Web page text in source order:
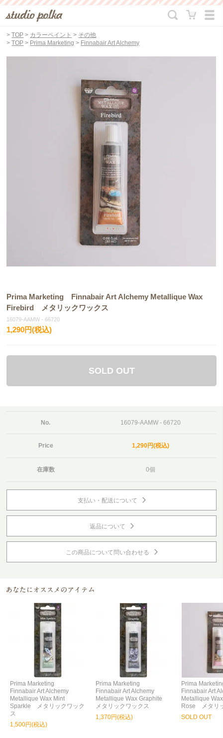
>TOP > カラーペイント > その他
>TOP > Prima Marketing > Finnabair Art Alchemy
Prima Marketing Finnabair Art Alchemy Metallique Wax
Firebird メタリックワックス
16079-AAMW - 66720
1,290円(税込)
SOLD OUT
No. 16079-AAMW - 66720
Price 1,290円(税込)
在庫数 0個
支払い・配送について
返品について
この商品について問い合わせる
Prima Marketing
Finnabair Art Alchemy
Metallique Wax Mint
Sparkle メタリックワック
ス
1,500円(税込)
Prima Marketing
Finnabair Art Alchemy
Metallique Wax Graphite
メタリックワックス
1,370円(税込)
Prima
Finnabair Art
Metallique
Rose メタリ
SOLD OUT